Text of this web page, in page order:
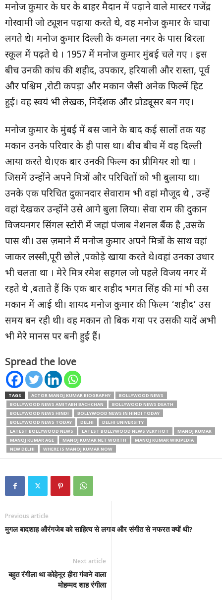
मनोज कुमार के घर के बाहर मैदान में पढ़ाने वाले मास्टर गजेंद्र
गोस्वामी जो ट्यूशन पढ़ाया करते थे, वह मनोज कुमार के चाचा
लगते थे। मनोज कुमार दिल्ली के कमला नगर के पास बिरला
स्कूल में पढ़ते थे । 1957 में मनोज कुमार मुंबई चले गए । इस
बीच उनकी कांच की शहीद, उपकार, हरियाली और रास्ता, पूर्व
और पश्चिम ,रोटी कपड़ा और मकान जैसी अनेक फिल्में हिट
हुई। वह स्वयं भी लेखक, निर्देशक और प्रोड्यूसर बन गए।
मनोज कुमार के मुंबई में बस जाने के बाद कई सालों तक यह
मकान उनके परिवार के ही पास था। बीच बीच में वह दिल्ली
आया करते थे।एक बार उनकी फिल्म का प्रीमियर शो था ।
जिसमें उन्होंने अपने मित्रों और परिचितों को भी बुलाया था।
उनके एक परिचित दुकानदार सेवाराम भी वहां मौजूद थे , उन्हें
वहां देखकर उन्होंने उसे आगे बुला लिया। सेवा राम की दुकान
विजयनगर सिंगल स्टोरी में जहां पंजाब नेशनल बैंक है ,उसके
पास थी। उस ज़माने में मनोज कुमार अपने मित्रों के साथ वहां
जाकर लस्सी,पूरी छोले ,पकोड़े खाया करते थे।वहां उनका उधार
भी चलता था । मेरे मित्र रमेश सहगल जो पहले विजय नगर में
रहते थे ,बताते हैं कि एक बार शहीद भगत सिंह की मां भी उस
मकान में आई थी। शायद मनोज कुमार की फिल्म ‘शहीद’ उस
समय बन रही थी। वह मकान तो बिक गया पर उसकी यादें अभी
भी मेरे मानस पर बनी हुई हैं।
Spread the love
TAGS ACTOR MANOJ KUMAR BIOGRAPHY
BOLLYWOOD NEWS
BOLLYWOOD NEWS AMITABH BACHCHAN
BOLLYWOOD NEWS DEATH
BOLLYWOOD NEWS HINDI
BOLLYWOOD NEWS IN HINDI TODAY
BOLLYWOOD NEWS TODAY
DELHI
DELHI UNIVERSITY
LATEST BOLLYWOOD NEWS
LATEST BOLLYWOOD NEWS VERY HOT
MANOJ KUMAR
MANOJ KUMAR AGE
MANOJ KUMAR NET WORTH
MANOJ KUMAR WIKIPEDIA
NEW DELHI
WHERE IS MANOJ KUMAR NOW
Previous article
मुगल बादशाह औरंगजेब को साहित्य से लगाव और संगीत से नफरत क्यों थी?
Next article
बहुत रंगीला था कोहेनूर हीरा गंवाने वाला
मोहम्मद शाह रंगीला